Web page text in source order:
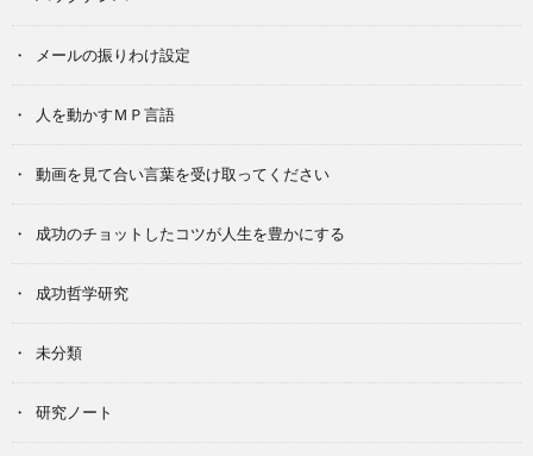
メールの振りわけ設定
人を動かすＭＰ言語
動画を見て合い言葉を受け取ってください
成功のチョットしたコツが人生を豊かにする
成功哲学研究
未分類
研究ノート